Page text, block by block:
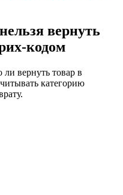
вернуть
кодом
ли вернуть товар в
категорию